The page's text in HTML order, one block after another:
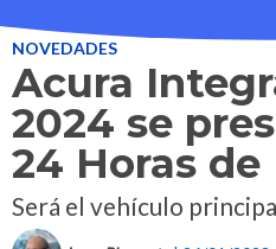
NOVEDADES
Acura
2024 se
24 Horas
Será el vehículo